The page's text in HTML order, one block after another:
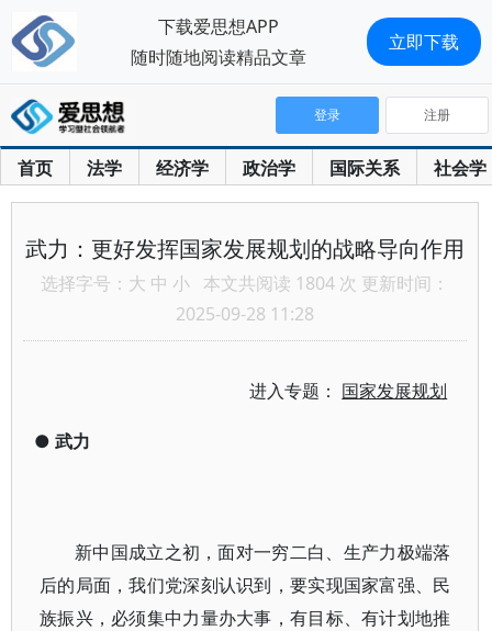
首页 法学 经济学 政治学 国际关系 社会学
登录 注册
武力：更好发挥国家发展规划的战略导向作用
选择字号： 大 中 小 本文共阅读 1804 次 更新时间：
2025-09-28 11:28
进入专题： 国家发展规划
● 武力
新中国成立之初，面对一穷二白、生产力极端落
后的局面，我们党深刻认识到，要实现国家富强、民
族振兴，必须集中力量办大事，有目标、有计划地推
下载爱思想APP
随时随地阅读精品文章
立即下载